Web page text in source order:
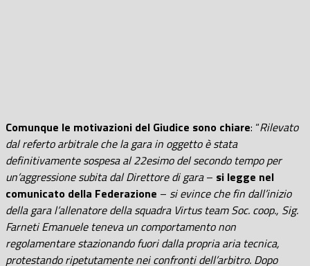
Comunque le motivazioni del Giudice sono chiare: “Rilevato
dal referto arbitrale che la gara in oggetto è stata
definitivamente sospesa al 22esimo del secondo tempo per
un’aggressione subita dal Direttore di gara– si legge nel
comunicato della Federazione – si evince che fin dall’inizio
della gara l’allenatore della squadra Virtus team Soc. coop., Sig.
Farneti Emanuele teneva un comportamento non
regolamentare stazionando fuori dalla propria aria tecnica,
protestando ripetutamente nei confronti dell’arbitro. Dopo